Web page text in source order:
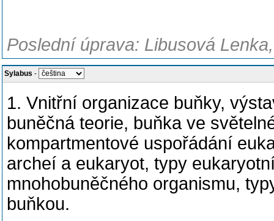
Poslední úprava: Libusová
Sylabus -
1. Vnitřní organizace buňky,
buněčná teorie, buňka ve
kompartmentové uspořádání
archeí a eukaryot, typy
mnohobuněčného organismu,
buňkou.